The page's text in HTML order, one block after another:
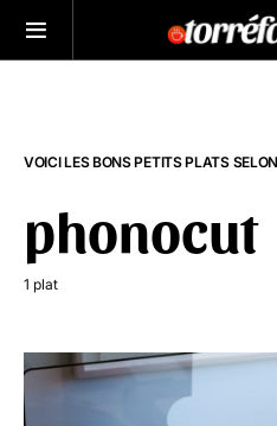
VOICI LES BONS PETITS PLATS
phonocut
1 plat